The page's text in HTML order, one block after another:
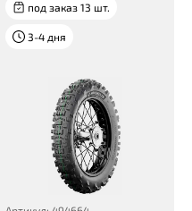
под заказ 13 шт.
3-4 дня